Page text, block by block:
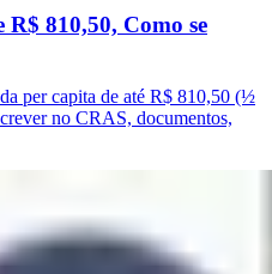
810,50, Como se
per capita de até R$ 810,50 (½
no CRAS, documentos,